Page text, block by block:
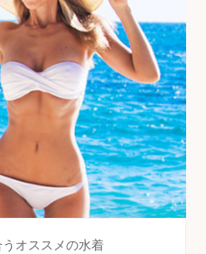
オススメの水着